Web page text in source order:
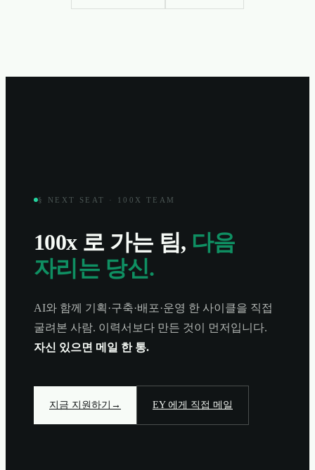
§ NEXT SEAT · 100X TEAM
100x 로 가는 팀, 다음
자리는 당신.
AI와 함께 기획·구축·배포·운영 한 사이클을 직접
굴려본 사람. 이력서보다 만든 것이 먼저입니다.
자신 있으면 메일 한 통.
지금 지원하기 → EY 에게 직접 메일